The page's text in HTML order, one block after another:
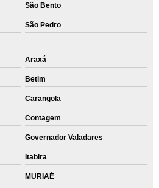
São Bento
São Pedro
Araxá
Betim
Carangola
Contagem
Governador Valadares
Itabira
MURIAÉ